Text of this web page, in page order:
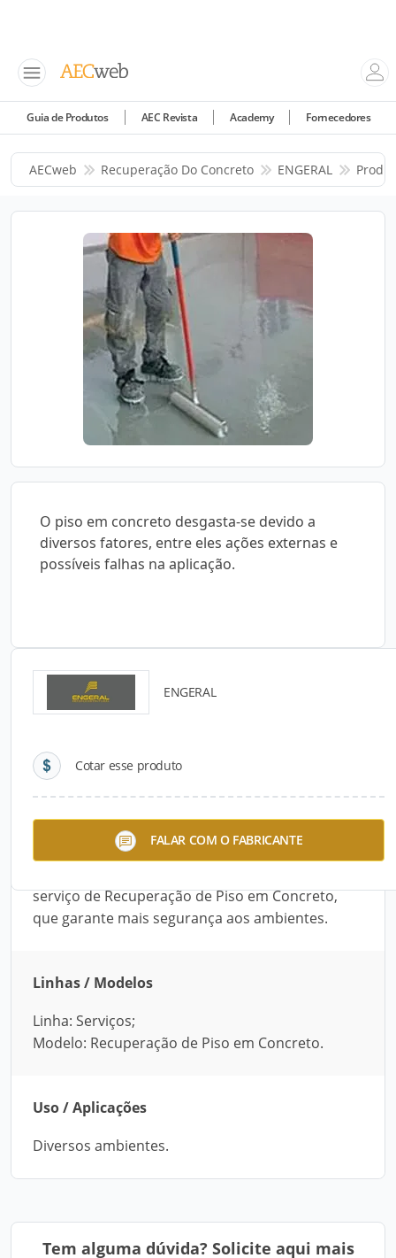
Guia de Produtos AEC Revista Academy Fornecedores
AECweb Recuperação Do Concreto ENGERAL
O piso em concreto desgasta-se devido a
diversos fatores, entre eles ações externas e
possíveis falhas na aplicação.
ENGERAL
Cotar esse produto
FALAR COM O FABRICANTE
Detalhes do produto
Descrição do Produto
O piso em concreto desgasta-se devido a
diversos fatores, entre eles ações externas e
serviço de Recuperação de Piso em Concreto,
que garante mais segurança aos ambientes.
Linhas / Modelos
Linha: Serviços;
Modelo: Recuperação de Piso em Concreto.
Uso / Aplicações
Diversos ambientes.
Tem alguma dúvida? Solicite aqui mais